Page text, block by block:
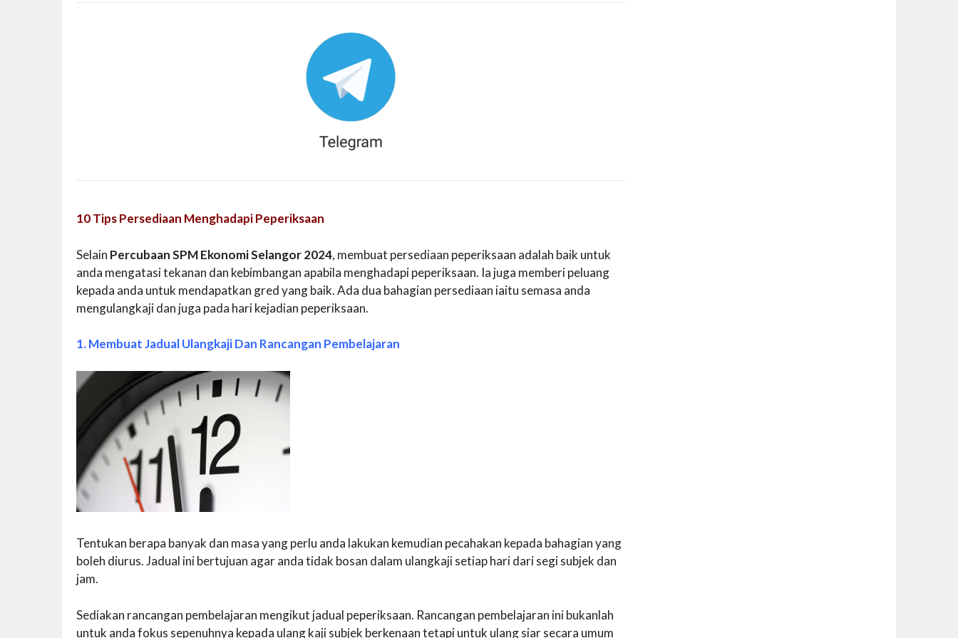
10 Tips Persediaan Menghadapi Peperiksaan
Selain Percubaan SPM Ekonomi Selangor 2024, membuat persediaan peperiksaan adalah baik untuk
anda mengatasi tekanan dan kebimbangan apabila menghadapi peperiksaan. Ia juga memberi peluang
kepada anda untuk mendapatkan gred yang baik. Ada dua bahagian persediaan iaitu semasa anda
mengulangkaji dan juga pada hari kejadian peperiksaan.
1. Membuat Jadual Ulangkaji Dan Rancangan Pembelajaran
Tentukan berapa banyak dan masa yang perlu anda lakukan kemudian pecahakan kepada bahagian yang
boleh diurus. Jadual ini bertujuan agar anda tidak bosan dalam ulangkaji setiap hari dari segi subjek dan
jam.
Sediakan rancangan pembelajaran mengikut jadual peperiksaan. Rancangan pembelajaran ini bukanlah
untuk anda fokus sepenuhnya kepada ulang kaji subjek berkenaan tetapi untuk ulang siar secara umum